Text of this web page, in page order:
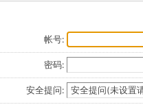
帐号:
密码:
安全提问: